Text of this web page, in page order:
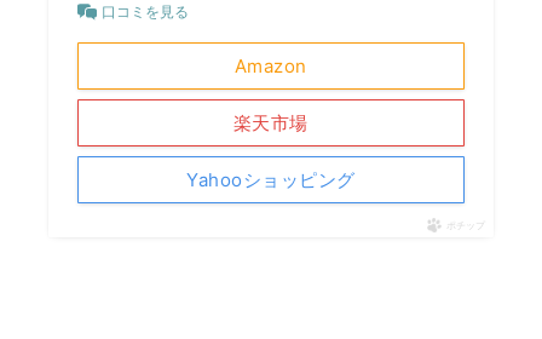
口コミを見る
Amazon
楽天市場
Yahooショッピング
ポチップ